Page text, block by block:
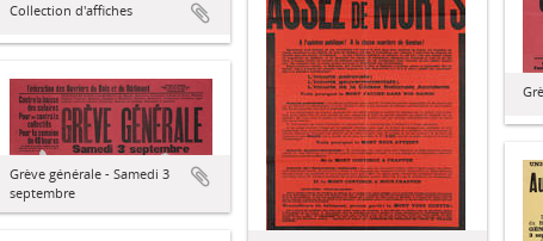
Collection d'affiches
Grève générale - Samedi 3
septembre